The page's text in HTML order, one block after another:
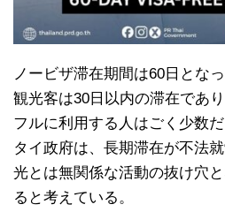
ノービザ滞在期間は60日とな
観光客は30日以内の滞在であ
フルに利用する人はごく少数だ
タイ政府は、長期滞在が不法
光とは無関係な活動の抜け穴
ると考えている。